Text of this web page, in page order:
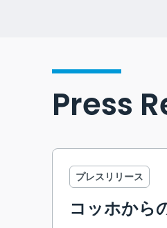
Press
プレスリリース
コッホから